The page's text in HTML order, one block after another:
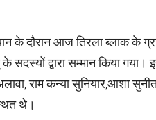
के दौरान आज तिरला
द्वारा सम्मान किया
राम कन्या सुनियार,आशा सुनीता
थे।